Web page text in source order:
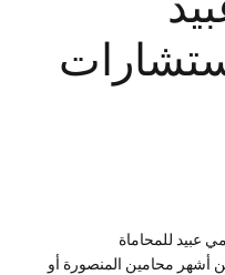
عبيد للمحاماة
أشهر محامين المنصورة أو